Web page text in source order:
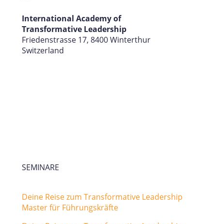
International Academy of
Transformative Leadership
Friedenstrasse 17, 8400 Winterthur
Switzerland
SEMINARE
Deine Reise zum Transformative Leadership
Master für Führungskräfte